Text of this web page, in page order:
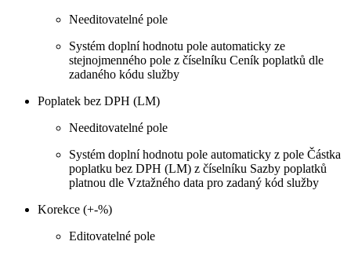
Needitovatelné pole
Systém doplní hodnotu pole automaticky ze
stejnojmenného pole z číselníku Ceník poplatků dle
zadaného kódu služby
Poplatek bez DPH (LM)
Needitovatelné pole
Systém doplní hodnotu pole automaticky z pole Částka
poplatku bez DPH (LM) z číselníku Sazby poplatků
platnou dle Vztažného data pro zadaný kód služby
Korekce (+-%)
Editovatelné pole